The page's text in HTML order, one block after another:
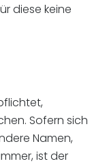
diese keine
Sofern sich
Namen,
ist der